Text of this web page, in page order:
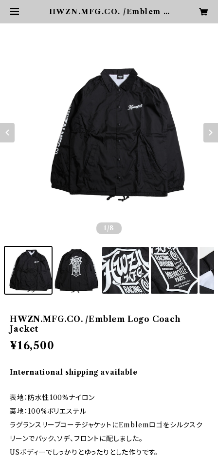
HWZN.MFG.CO. /Emblem L
1 /8
HWZN.MFG.CO. /Emblem Logo Coach
Jacket
¥16,500
International shipping available
表地：防水性100%ナイロン
裏地：100%ポリエステル
ラグランスリーブコーチジャケットにEmblemロゴをシルクスク
リーンでバック、ソデ、フロントに配しました。
USボディーでしっかりとゆったりとした作りです。